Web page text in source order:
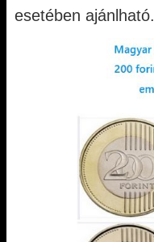
esetében ajánlható.